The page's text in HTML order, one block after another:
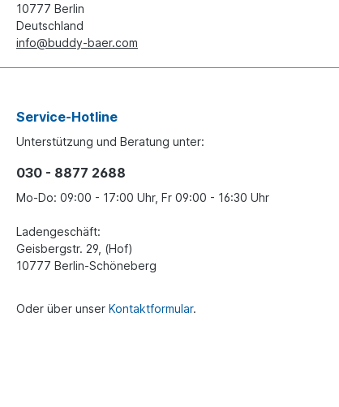
10777 Berlin
Deutschland
info@buddy-baer.com
Service-Hotline
Unterstützung und Beratung unter:
030 - 8877 2688
Mo-Do: 09:00 - 17:00 Uhr, Fr 09:00 - 16:30 Uhr
Ladengeschäft:
Geisbergstr. 29, (Hof)
10777 Berlin-Schöneberg
Oder über unser Kontaktformular.